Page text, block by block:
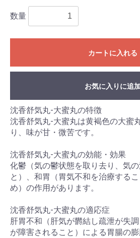
数量
カートに入れる
お気に入りに追加
沈香舒気丸-大蜜丸の特徴
沈香舒気丸-大蜜丸は黄褐色の大蜜
り、味が甘・微苦です。
沈香舒気丸-大蜜丸の効能・効果
化鬱（気の鬱状態を取り去り、気
と）、和胃（胃気不和を治療する
め）の作用があります。
沈香舒気丸-大蜜丸の適応症
肝胃不和（肝気が欝結し疏泄が失
が障害されること）による胃腸の